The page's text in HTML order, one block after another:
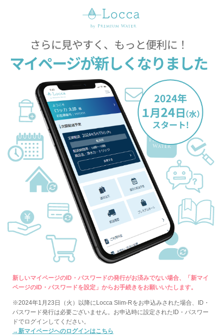
新しいマイページのID・パスワードの発行がお済みでない場合、「新マイ
ページのID・パスワードを設定」からお手続きをお願いいたします。
※2024年1月23日（火）以降にLocca Slim-Rをお申込みされた場合、ID・
パスワード発行は必要ございません。お申込時に設定されたID・パスワー
ドでログインしてください。
→新マイページへのログインはこちら